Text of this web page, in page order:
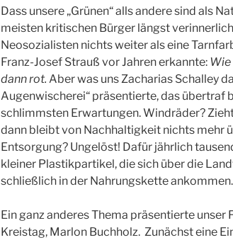
Dass unsere „Grünen“ alls andere sind als
meisten kritischen Bürger längst
Neosozialisten nichts weiter als eine
Franz-Josef Strauß vor Jahren erkannte: Wie
dann rot. Aber was uns Zacharias Schalley
Augenwischerei“ präsentierte, das übertraf
schlimmsten Erwartungen. Windräder?
dann bleibt von Nachhaltigkeit nichts mehr
Entsorgung? Ungelöst! Dafür jährlich
kleiner Plastikpartikel, die sich über die
schließlich in der Nahrungskette ankommen.
Ein ganz anderes Thema präsentierte
Kreistag, Marlon Buchholz. Zunächst eine